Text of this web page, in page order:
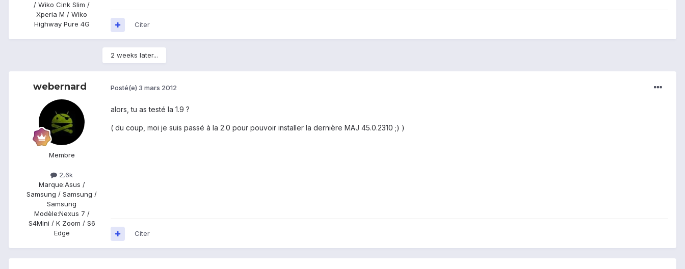
/ Wiko Cink Slim /
Xperia M / Wiko
Highway Pure 4G
Citer
2 weeks later...
webernard
Membre
2,6k
Marque:Asus /
Samsung / Samsung /
Samsung
Modèle:Nexus 7 /
S4Mini / K Zoom / S6
Edge
Posté(e) 3 mars 2012
alors, tu as testé la 1.9 ?
( du coup, moi je suis passé à la 2.0 pour pouvoir installer la dernière MAJ 45.0.2310 ;) )
Citer